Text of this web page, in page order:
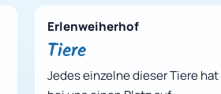
Erlenweiherhof
Tiere
Jedes einzelne dieser Tiere hat